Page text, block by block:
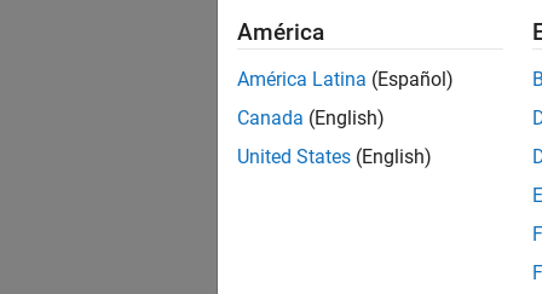
América
América Latina (Español)
Canada (English)
United States (English)